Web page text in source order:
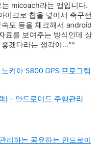
micoach라는 앱입니다.
이크로 칩을 넣어서 축구선
도 등을 체크해서 android
료를 보여주는 방식인데 상
겠다라는 생각이...^^
키아 5800 GPS 프로그램
) - 안드로이드 주행관리
리하는 공유하는 안드로이